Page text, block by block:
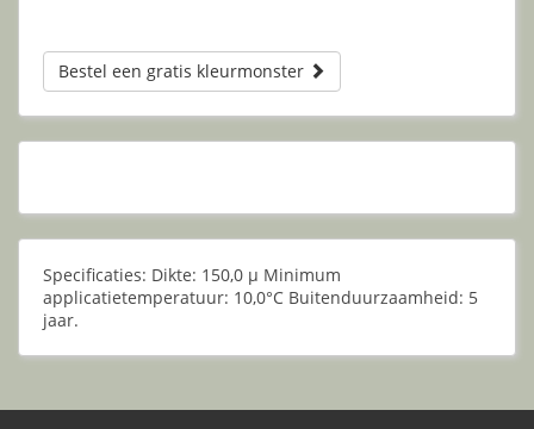
Bestel een gratis kleurmonster
Specificaties: Dikte: 150,0 μ Minimum
applicatietemperatuur: 10,0°C Buitenduurzaamheid: 5
jaar.